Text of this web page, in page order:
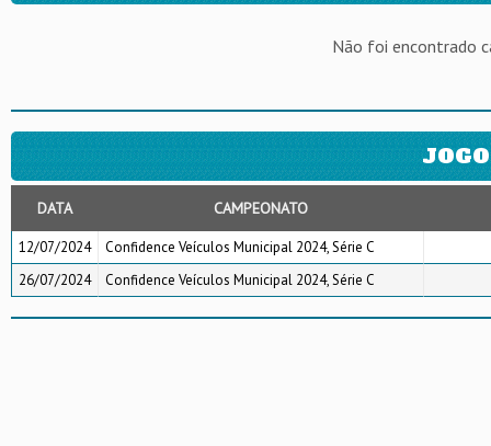
Não foi encontrado
DATA CAMPEONATO
12/07/2024
Confidence Veículos Municipal 2024, Série C
26/07/2024
Confidence Veículos Municipal 2024, Série C